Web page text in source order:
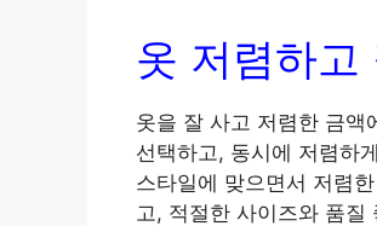
옷 저렴하고
옷을 잘 사고 저렴한 금액
선택하고, 동시에 저렴하
스타일에 맞으면서 저렴
고, 적절한 사이즈와 품질